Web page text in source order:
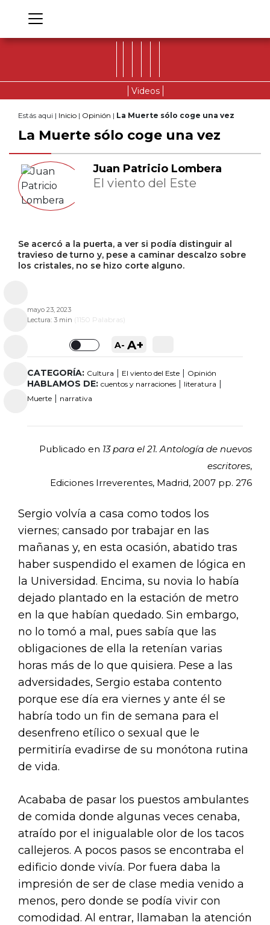
Videos
Estás aqui | Inicio | Opinión | La Muerte sólo coge una vez
La Muerte sólo coge una vez
Juan Patricio Lombera
El viento del Este
Se acercó a la puerta, a ver si podía distinguir al
travieso de turno y, pese a caminar descalzo sobre
los cristales, no se hizo corte alguno.
mayo 23, 2023
Lectura: 3 min ( 1150 Palabras)
Toggle
A- A+
CATEGORÍA: Cultura | El viento del Este | Opinión
HABLAMOS DE: cuentos y narraciones | literatura |
Muerte | narrativa
Publicado en 13 para el 21. Antología de nuevos
escritores,
Ediciones Irreverentes, Madrid, 2007 pp. 276
Sergio volvía a casa como todos los
viernes; cansado por trabajar en las
mañanas y, en esta ocasión, abatido tras
haber suspendido el examen de lógica en
la Universidad. Encima, su novia lo había
dejado plantado en la estación de metro
en la que habían quedado. Sin embargo,
no lo tomó a mal, pues sabía que las
obligaciones de ella la retenían varias
horas más de lo que quisiera. Pese a las
adversidades, Sergio estaba contento
porque ese día era viernes y ante él se
habría todo un fin de semana para el
desenfreno etílico o sexual que le
permitiría evadirse de su monótona rutina
de vida.
Acababa de pasar los puestos ambulantes
de comida donde algunas veces cenaba,
atraído por el inigualable olor de los tacos
callejeros. A pocos pasos se encontraba el
edificio donde vivía. Por fuera daba la
impresión de ser de clase media venido a
menos, pero donde se podía vivir con
comodidad. Al entrar, llamaban la atención